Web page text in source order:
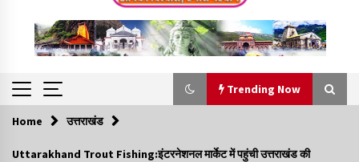
Trending Now
Trending Now
Home उत्तराखंड
Uttarakhand Trout Fishing:इंटरनेशनल मार्केट में पहुंची उत्तराखंड की